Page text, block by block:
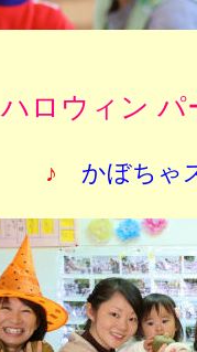
ハロウィン パ
♪ かぼちゃ